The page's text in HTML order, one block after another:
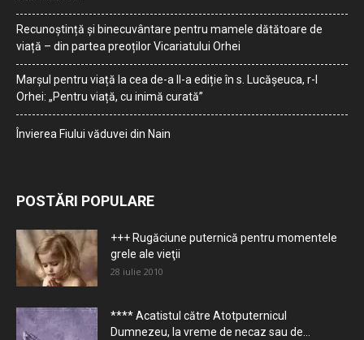
Recunoștință și binecuvântare pentru mamele dătătoare de
viață – din partea preoților Vicariatului Orhei
Marșul pentru viață la cea de-a II-a ediție în s. Lucășeuca, r-l
Orhei: „Pentru viață, cu inimă curată”
Învierea Fiului văduvei din Nain
POSTĂRI POPULARE
+++ Rugăciune puternică pentru momentele
grele ale vieţii
28 iulie 2010
**** Acatistul către Atotputernicul
Dumnezeu, la vreme de necaz sau de...